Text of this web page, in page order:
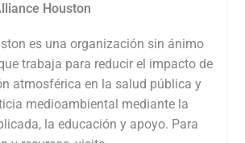
Houston
es una organización sin ánimo
trabaja para reducir el impacto de
atmosférica en la salud pública y
medioambiental mediante la
la educación y apoyo. Para